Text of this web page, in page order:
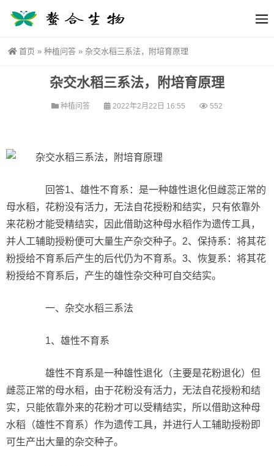
首页 » 种植问答 » 杂交水稻三系法，附培育原理
杂交水稻三系法，附培育原理
种植问答 2022年2月22日 16:55 552
回答1、雄性不育系：是一种雄性退化但雌蕊正常的
母水稻，花粉没有活力，无法自花授粉和结实，只有依靠外
来花粉才能受精结实，因此借助这种母水稻作为遗传工具，
并人工辅助授粉便可大量生产杂交种子。2、保持系：将其花
粉授给不育系后产生的后代仍为不育系。3、恢复系：将其花
粉授给不育系后，产生的雄性杂交种可自交结实。
一、杂交水稻三系法
1、雄性不育系
雄性不育系是一种雄性退化（主要是花粉退化）但
雌蕊正常的母水稻，由于花粉没有活力，无法自花授粉和结
实，只能依靠外来的花粉才可以受精结实，所以借助这种母
水稻（雄性不育系）作为遗传工具，并进行人工辅助授粉即
可生产出大量的杂交种子。